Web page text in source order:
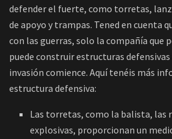
defender el fuerte, como torretas,
de apoyo y trampas. Tened en cuenta
con las guerras, solo la compañía que
puede construir estructuras defensivas
invasión comience. Aquí tenéis más
estructura defensiva:
Las torretas, como la balista, las
explosivas, proporcionan un